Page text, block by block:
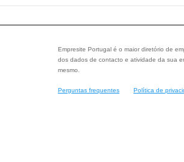
Empresite Portugal é o maior diretório de
dos dados de contacto e atividade da sua
mesmo.
Perguntas frequentes Política de